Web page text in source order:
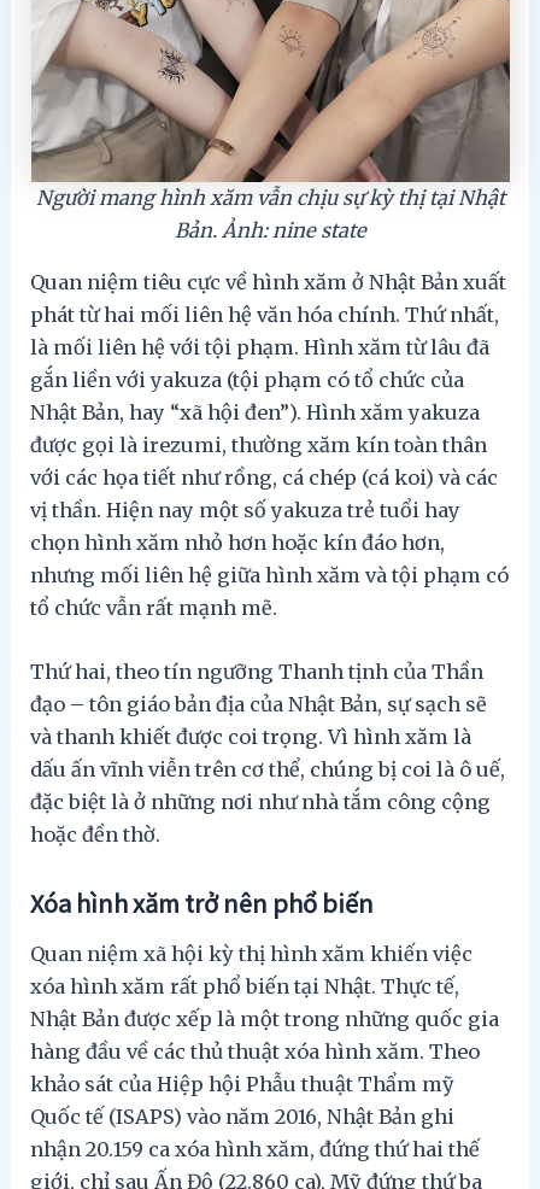
Người mang hình xăm vẫn chịu sự kỳ thị tại Nhật
Bản. Ảnh: nine state
Quan niệm tiêu cực về hình xăm ở Nhật Bản xuất
phát từ hai mối liên hệ văn hóa chính. Thứ nhất,
là mối liên hệ với tội phạm. Hình xăm từ lâu đã
gắn liền với yakuza (tội phạm có tổ chức của
Nhật Bản, hay “xã hội đen”). Hình xăm yakuza
được gọi là irezumi, thường xăm kín toàn thân
với các họa tiết như rồng, cá chép (cá koi) và các
vị thần. Hiện nay một số yakuza trẻ tuổi hay
chọn hình xăm nhỏ hơn hoặc kín đáo hơn,
nhưng mối liên hệ giữa hình xăm và tội phạm có
tổ chức vẫn rất mạnh mẽ.
Thứ hai, theo tín ngưỡng Thanh tịnh của Thần
đạo – tôn giáo bản địa của Nhật Bản, sự sạch sẽ
và thanh khiết được coi trọng. Vì hình xăm là
dấu ấn vĩnh viễn trên cơ thể, chúng bị coi là ô uế,
đặc biệt là ở những nơi như nhà tắm công cộng
hoặc đền thờ.
Xóa hình xăm trở nên phổ biến
Quan niệm xã hội kỳ thị hình xăm khiến việc
xóa hình xăm rất phổ biến tại Nhật. Thực tế,
Nhật Bản được xếp là một trong những quốc gia
hàng đầu về các thủ thuật xóa hình xăm. Theo
khảo sát của Hiệp hội Phẫu thuật Thẩm mỹ
Quốc tế (ISAPS) vào năm 2016, Nhật Bản ghi
nhận 20.159 ca xóa hình xăm, đứng thứ hai thế
giới, chỉ sau Ấn Độ (22.860 ca), Mỹ đứng thứ ba